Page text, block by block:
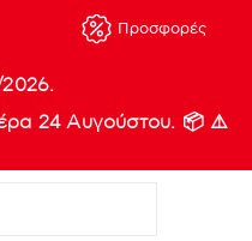
Προσφορές
2026.
24 Αυγούστου. 📦 ⚠️